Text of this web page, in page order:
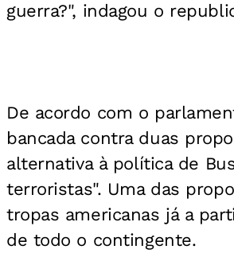
guerra?", indagou o
De acordo com o
bancada contra duas
alternativa à política de
terroristas". Uma das
tropas americanas já a
de todo o contingente.